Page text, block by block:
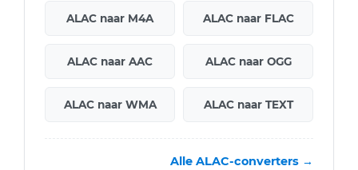
ALAC naar M4A ALAC naar FLAC
ALAC naar AAC ALAC naar OGG
ALAC naar WMA ALAC naar TEXT
Alle ALAC-converters →